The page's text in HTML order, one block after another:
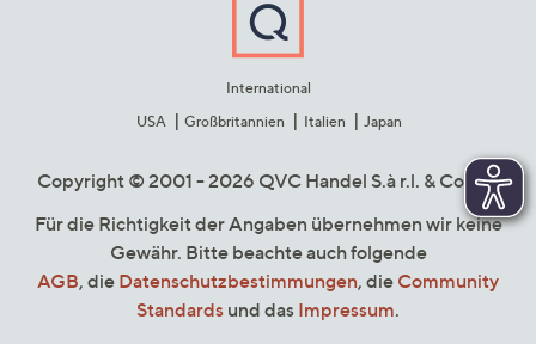
International
USA
Großbritannien Italien Japan
Copyright © 2001 - 2026 QVC Handel S.à r.l. & Co. KG
Für die Richtigkeit der Angaben übernehmen wir keine
Gewähr. Bitte beachte auch folgende
AGB, die Datenschutzbestimmungen, die Community
Standards und das Impressum.